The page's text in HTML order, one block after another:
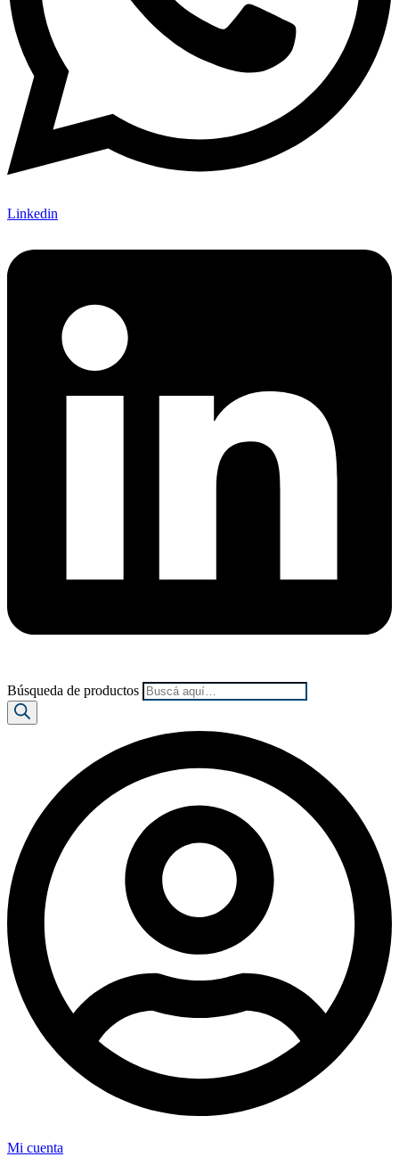
Linkedin
Búsqueda de productos
Mi cuenta